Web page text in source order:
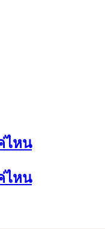
ไหน
ไหน